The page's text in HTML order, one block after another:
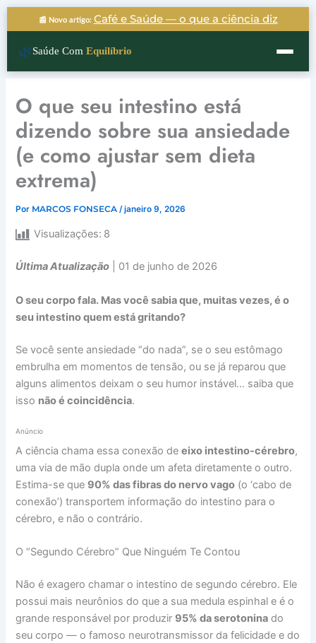
conteúdo
📰 Novo artigo: Café e Saúde — o que a ciência diz
🌿Saúde Com Equilíbrio
O que seu intestino está
dizendo sobre sua ansiedade
(e como ajustar sem dieta
extrema)
Por MARCOS FONSECA/janeiro 9, 2026
Visualizações: 8
Última Atualização | 01 de junho de 2026
O seu corpo fala. Mas você sabia que, muitas vezes, é o
seu intestino quem está gritando?
Se você sente ansiedade “do nada”, se o seu estômago
embrulha em momentos de tensão, ou se já reparou que
alguns alimentos deixam o seu humor instável… saiba que
isso não é coincidência.
Anúncio
A ciência chama essa conexão deeixo intestino-cérebro,
uma via de mão dupla onde um afeta diretamente o outro.
Estima-se que 90% das fibras do nervo vago (o ‘cabo de
conexão’) transportem informação do intestino para o
cérebro, e não o contrário.
O “Segundo Cérebro” Que Ninguém Te Contou
Não é exagero chamar o intestino de segundo cérebro. Ele
possui mais neurônios do que a sua medula espinhal e é o
grande responsável por produzir 95% da serotonina do
seu corpo — o famoso neurotransmissor da felicidade e do